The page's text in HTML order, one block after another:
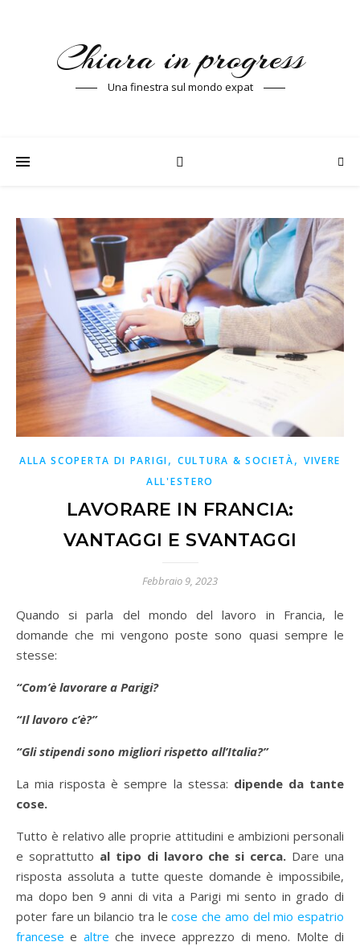
Chiara in progress
Una finestra sul mondo expat
ALLA SCOPERTA DI PARIGI, CULTURA & SOCIETÀ, VIVERE
ALL'ESTERO
LAVORARE IN FRANCIA:
VANTAGGI E SVANTAGGI
Febbraio 9, 2023
Quando si parla del mondo del lavoro in Francia, le
domande che mi vengono poste sono quasi sempre le
stesse:
“Com’è lavorare a Parigi?
“Il lavoro c’è?”
“Gli stipendi sono migliori rispetto all’Italia?”
La mia risposta è sempre la stessa: dipende da tante
cose.
Tutto è relativo alle proprie attitudini e ambizioni personali
e soprattutto al tipo di lavoro che si cerca. Dare una
risposta assoluta a tutte queste domande è impossibile,
ma dopo ben 9 anni di vita a Parigi mi sento in grado di
poter fare un bilancio tra lecose che amo del mio espatrio
francesee altre che invece apprezzo di meno. Molte di